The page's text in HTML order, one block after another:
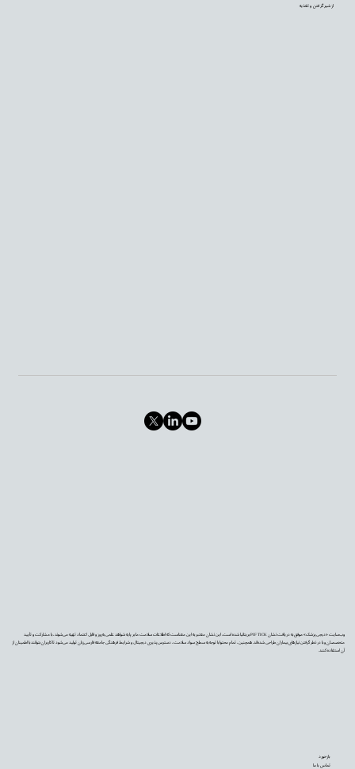
وب‌سایت «دیجی‌پزشک» موفق به دریافت نشان PIF TICK بریتانیا شده است. این نشان معتبر به این معناست که اطلاعات سلامت ما بر پایه شواهد علمی به‌روز و قابل اعتماد تهیه می‌شوند، با مشارکت و تأیید
متخصصان و با در نظر گرفتن نیازهای بیماران طراحی شده‌اند. همچنین، تمام محتوا با توجه به سطح سواد سلامت، دسترس‌پذیری دیجیتال و شرایط فرهنگی جامعه فارسی‌زبان تولید می‌شود تا کاربران بتوانند با اطمینان از
آن استفاده کنند.
بازخورد
تماس با ما
از شیر گرفتن و تغذیه